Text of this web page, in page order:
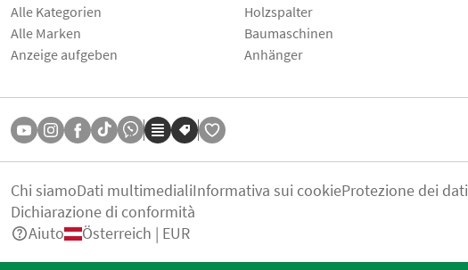
Alle Kategorien
Alle Marken
Anzeige aufgeben
Holzspalter
Baumaschinen
Anhänger
Chi siamoDati multimedialiInformativa sui cookieProtezione dei dati
Dichiarazione di conformità
Aiuto
Österreich | EUR